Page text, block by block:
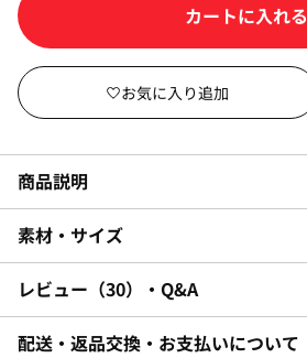
カートに入れる
商品説明
素材・サイズ
レビュー 30 ・Q&A
配送・返品交換・お支払いについて